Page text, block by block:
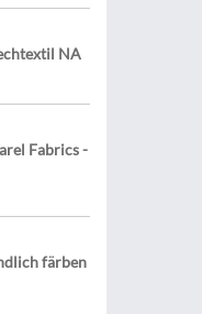
NA
Fabrics -
färben